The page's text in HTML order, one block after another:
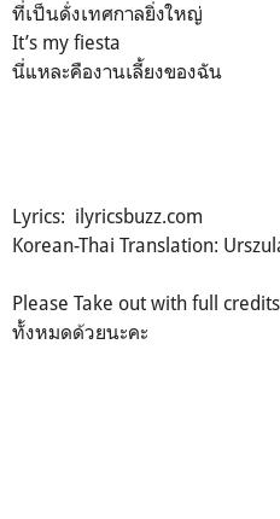
ที่เป็นดั่งเทศกาลยิ่งใหญ่
It’s my fiesta
นี่แหละคืองานเลี้ยงของฉัน
Lyrics: ilyricsbuzz.com
Korean-Thai Translation:
Please Take out with full
ทั้งหมดด้วยนะคะ